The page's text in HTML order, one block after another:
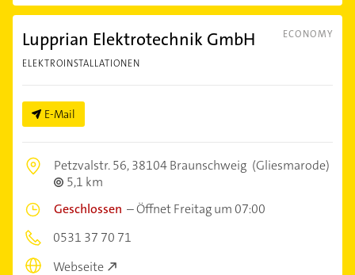
ECONOMY
Lupprian Elektrotechnik GmbH
ELEKTROINSTALLATIONEN
E-Mail
Petzvalstr. 56,38104 Braunschweig (Gliesmarode)
5,1 km
Geschlossen –Öffnet Freitag um 07:00
0531 37 70 71
Webseite